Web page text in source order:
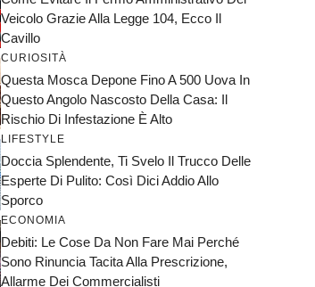
Veicolo Grazie Alla Legge 104, Ecco Il
Cavillo
CURIOSITÀ
Questa Mosca Depone Fino A 500 Uova In
Questo Angolo Nascosto Della Casa: Il
Rischio Di Infestazione È Alto
LIFESTYLE
Doccia Splendente, Ti Svelo Il Trucco Delle
Esperte Di Pulito: Così Dici Addio Allo
Sporco
ECONOMIA
Debiti: Le Cose Da Non Fare Mai Perché
Sono Rinuncia Tacita Alla Prescrizione,
Allarme Dei Commercialisti